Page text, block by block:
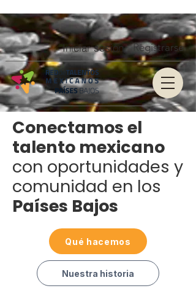
Iniciar sesión Registrarse
Conectamos el
talento mexicano
con oportunidades y
comunidad en los
Países Bajos
Qué hacemos
Nuestra historia